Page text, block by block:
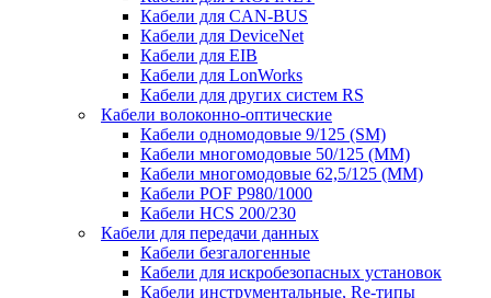
Кабели для CAN-BUS
Кабели для DeviceNet
Кабели для EIB
Кабели для LonWorks
Кабели для других систем RS
Кабели волоконно-оптические
Кабели одномодовые 9/125 (SM)
Кабели многомодовые 50/125 (ММ)
Кабели многомодовые 62,5/125 (ММ)
Кабели POF P980/1000
Кабели HCS 200/230
Кабели для передачи данных
Кабели безгалогенные
Кабели для искробезопасных установок
Кабели инструментальные, Re-типы